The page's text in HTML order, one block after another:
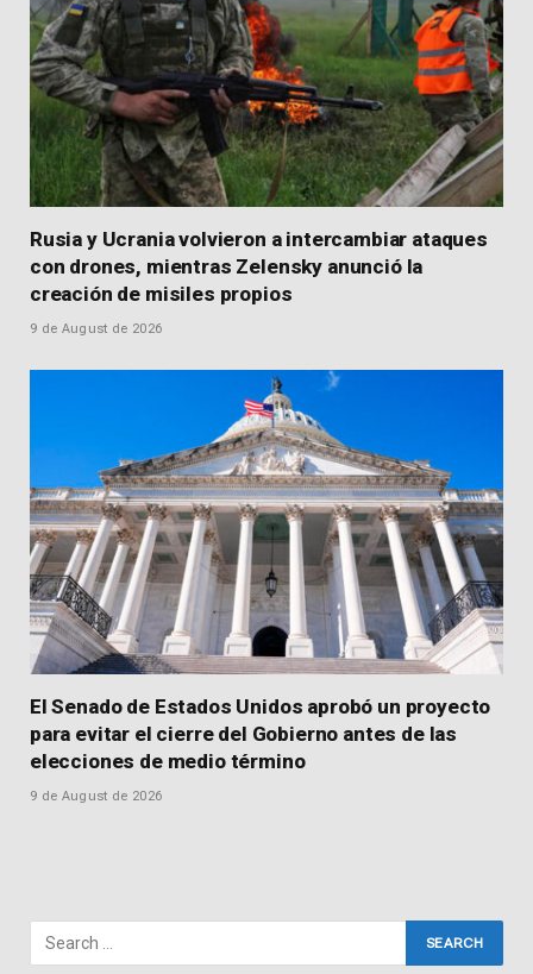
Rusia y Ucrania volvieron a intercambiar ataques
con drones, mientras Zelensky anunció la
creación de misiles propios
9 de August de 2026
El Senado de Estados Unidos aprobó un proyecto
para evitar el cierre del Gobierno antes de las
elecciones de medio término
9 de August de 2026